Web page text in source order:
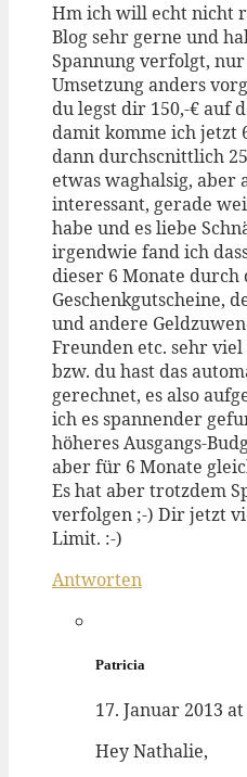
Hm ich will echt nicht
Blog sehr gerne und
Spannung verfolgt,
Umsetzung anders
du legst dir 150,-€ auf
damit komme ich jetzt
dann durchscnittlich
etwas waghalsig, aber
interessant, gerade
habe und es liebe
irgendwie fand ich
dieser 6 Monate durch
Geschenkgutscheine,
und andere
Freunden etc. sehr
bzw. du hast das
gerechnet, es also
ich es spannender
höheres Ausgangs-
aber für 6 Monate
Es hat aber trotzdem
verfolgen ;-) Dir jetzt
Limit. :-)
Antworten
Patricia
17. Januar 2013
Hey Nathalie,